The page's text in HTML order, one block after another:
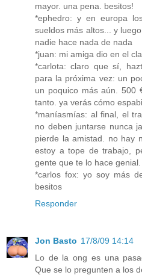
mayor. una pena. besitos!
*ephedro: y en europa
sueldos más altos... y
nadie hace nada de nada
*juan: mi amiga dio en el
*carlota: claro que sí,
para la próxima vez: un
un poquico más aún. 500
tanto. ya verás cómo
*maníasmías: al final, el
no deben juntarse nunca
pierde la amistad. no hay
estoy a tope de trabajo,
gente que te lo hace
*carlos fox: yo soy más
besitos
Responder
Jon Basto 17/8/09 14:14
Lo de la ong es una
Que se lo pregunten a los